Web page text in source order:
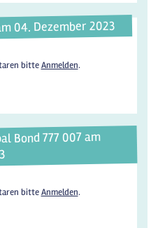
04. Dezember 2023
bitteAnmelden.
Bond 777 007 am
bitteAnmelden.